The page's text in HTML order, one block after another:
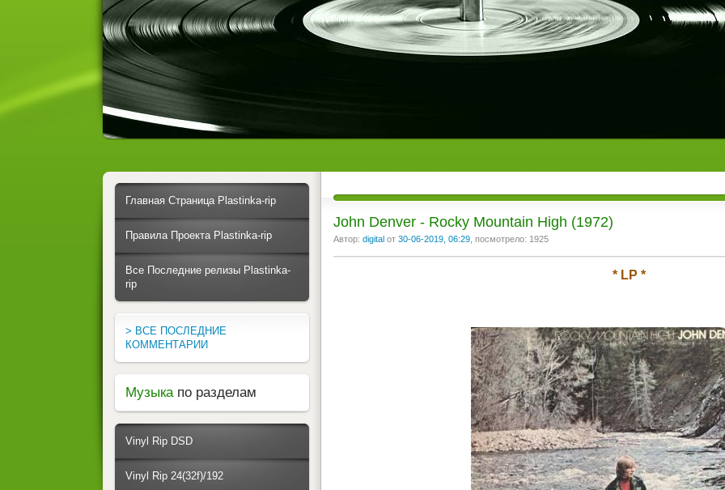
John Denver - Rocky Mountain High (1972)
Автор: digital от 30-06-2019, 06:29 , посмотрело: 1925
* LP *
Главная Страница Plastinka-rip
Правила Проекта Plastinka-rip
Все Последние релизы Plastinka-
rip
> ВСЕ ПОСЛЕДНИЕ
КОММЕНТАРИИ
Музыка по разделам
Vinyl Rip DSD
Vinyl Rip 24(32f)/192